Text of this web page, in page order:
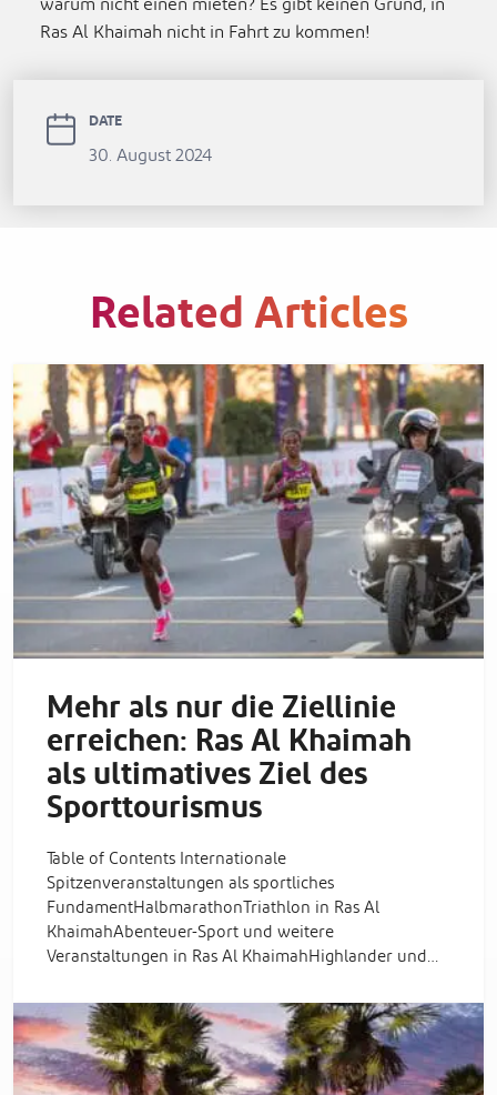
Ras Al Khaimah nicht in Fahrt zu kommen!
DATE
30. August 2024
Related Articles
Mehr als nur die Ziellinie
erreichen: Ras Al Khaimah
als ultimatives Ziel des
Sporttourismus
Table of Contents Internationale
Spitzenveranstaltungen als sportliches
FundamentHalbmarathonTriathlon in Ras Al
KhaimahAbenteuer-Sport und weitere
Veranstaltungen in Ras Al KhaimahHighlander und…